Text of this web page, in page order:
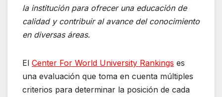
la institución para ofrecer una educación de
calidad y contribuir al avance del conocimiento
en diversas áreas.
El Center For World University Rankings es
una evaluación que toma en cuenta múltiples
criterios para determinar la posición de cada